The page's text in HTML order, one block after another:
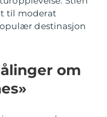
til moderat
destinasjon
om